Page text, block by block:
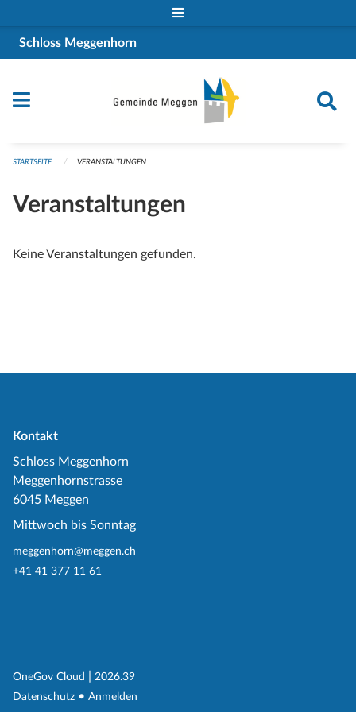
Schloss Meggenhorn
STARTSEITE VERANSTALTUNGEN
Veranstaltungen
Keine Veranstaltungen gefunden.
Kontakt
Schloss Meggenhorn
Meggenhornstrasse
6045 Meggen
Mittwoch bis Sonntag
meggenhorn@meggen.ch
+41 41 377 11 61
OneGov Cloud (External Link)
2026.39
Datenschutz (External Link)
Anmelden